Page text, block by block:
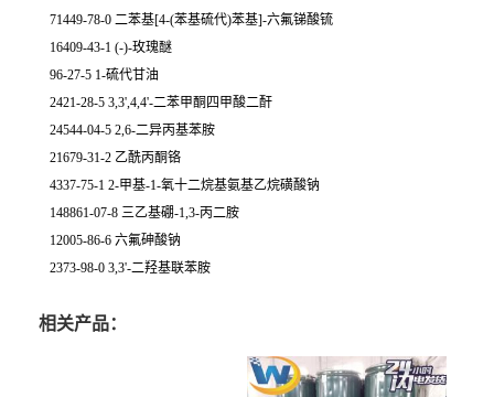
71449-78-0 二苯基[4-(苯基硫代)苯基]-六氟锑酸锍
16409-43-1 (-)-玫瑰醚
96-27-5 1-硫代甘油
2421-28-5 3,3',4,4'-二苯甲酮四甲酸二酐
24544-04-5 2,6-二异丙基苯胺
21679-31-2 乙酰丙酮铬
4337-75-1 2-甲基-1-氧十二烷基氨基乙烷磺酸钠
148861-07-8 三乙基硼-1,3-丙二胺
12005-86-6 六氟砷酸钠
2373-98-0 3,3'-二羟基联苯胺
相关产品：